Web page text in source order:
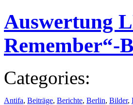
Auswertung
Remember“-
Categories:
Antifa, Beiträge, Berichte, Berlin, Bilder,